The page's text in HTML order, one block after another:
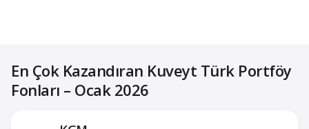
En Çok Kazandıran Kuveyt Türk Portföy
Fonları – Ocak 2026